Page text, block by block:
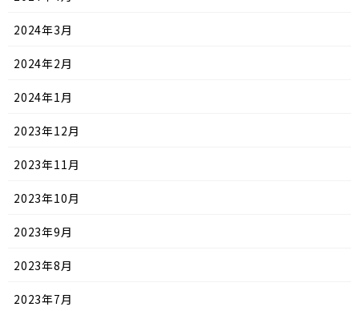
2024年3月
2024年2月
2024年1月
2023年12月
2023年11月
2023年10月
2023年9月
2023年8月
2023年7月